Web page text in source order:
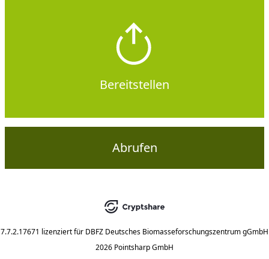
Bereitstellen
Abrufen
7.7.2.17671 lizenziert für DBFZ Deutsches Biomasseforschungszentrum gGmbH
2026 Pointsharp GmbH